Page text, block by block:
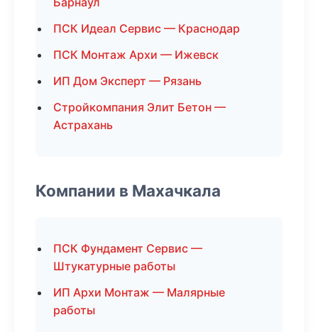
ПСК Идеал Сервис — Краснодар
ПСК Монтаж Архи — Ижевск
ИП Дом Эксперт — Рязань
Стройкомпания Элит Бетон —
Астрахань
Компании в Махачкала
ПСК Фундамент Сервис —
Штукатурные работы
ИП Архи Монтаж — Малярные
работы